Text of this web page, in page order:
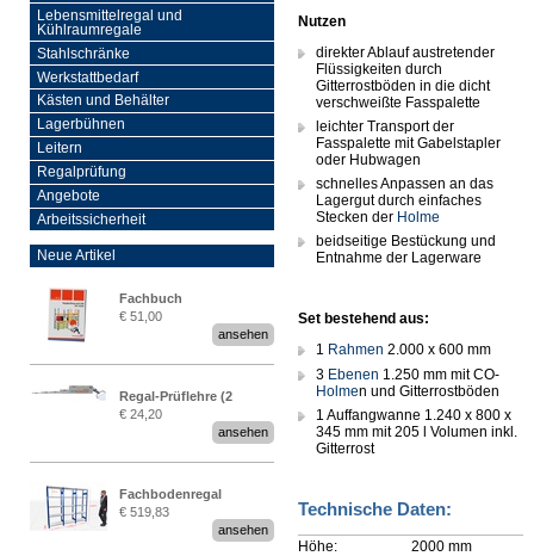
Lebensmittelregal und
Kühlraumregale
Stahlschränke
Werkstattbedarf
Kästen und Behälter
Lagerbühnen
Leitern
Regalprüfung
Angebote
Arbeitssicherheit
Neue Artikel
Fachbuch
„Regalprüfung nach DIN
€ 51,00
ansehen
Regal-Prüflehre (2
Stück)
€ 24,20
ansehen
Fachbodenregal
Stecksystem MultiPlus
2,25 Meter breit
€ 519,83
ansehen
Nutzen
direkter Ablauf austretender
Flüssigkeiten durch
Gitterrostböden in die dicht
verschweißte Fasspalette
leichter Transport der
Fasspalette mit Gabelstapler
oder Hubwagen
schnelles Anpassen an das
Lagergut durch einfaches
Stecken der Holme
beidseitige Bestückung und
Entnahme der Lagerware
Set bestehend aus:
1 Rahmen 2.000 x 600 mm
3 Ebenen 1.250 mm mit CO-
Holmen und Gitterrostböden
1 Auffangwanne 1.240 x 800 x
345 mm mit 205 l Volumen inkl.
Gitterrost
Technische Daten:
Höhe:
2000 mm